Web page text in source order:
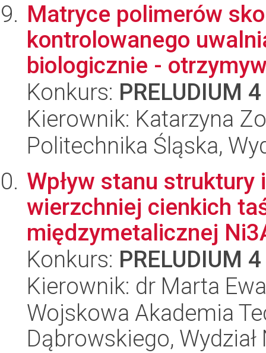
Matryce polimerów
kontrolowanego
biologicznie -
Konkurs: PRELUDIUM 4
Kierownik: Katarzyna
Politechnika Śląska,
Wpływ stanu
wierzchniej cienkich
międzymetalicznej
Konkurs: PRELUDIUM 4
Kierownik: dr Marta
Wojskowa Akademia
Dąbrowskiego,